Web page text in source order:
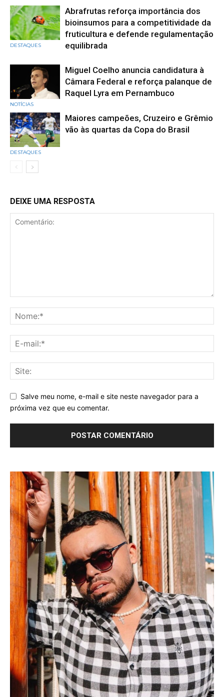
DESTAQUES
Abrafrutas reforça importância dos
bioinsumos para a competitividade da
fruticultura e defende regulamentação
equilibrada
NOTÍCIAS
Miguel Coelho anuncia candidatura à
Câmara Federal e reforça palanque de
Raquel Lyra em Pernambuco
DESTAQUES
Maiores campeões, Cruzeiro e Grêmio
vão às quartas da Copa do Brasil
DEIXE UMA RESPOSTA
Salve meu nome, e-mail e site neste navegador para a
próxima vez que eu comentar.